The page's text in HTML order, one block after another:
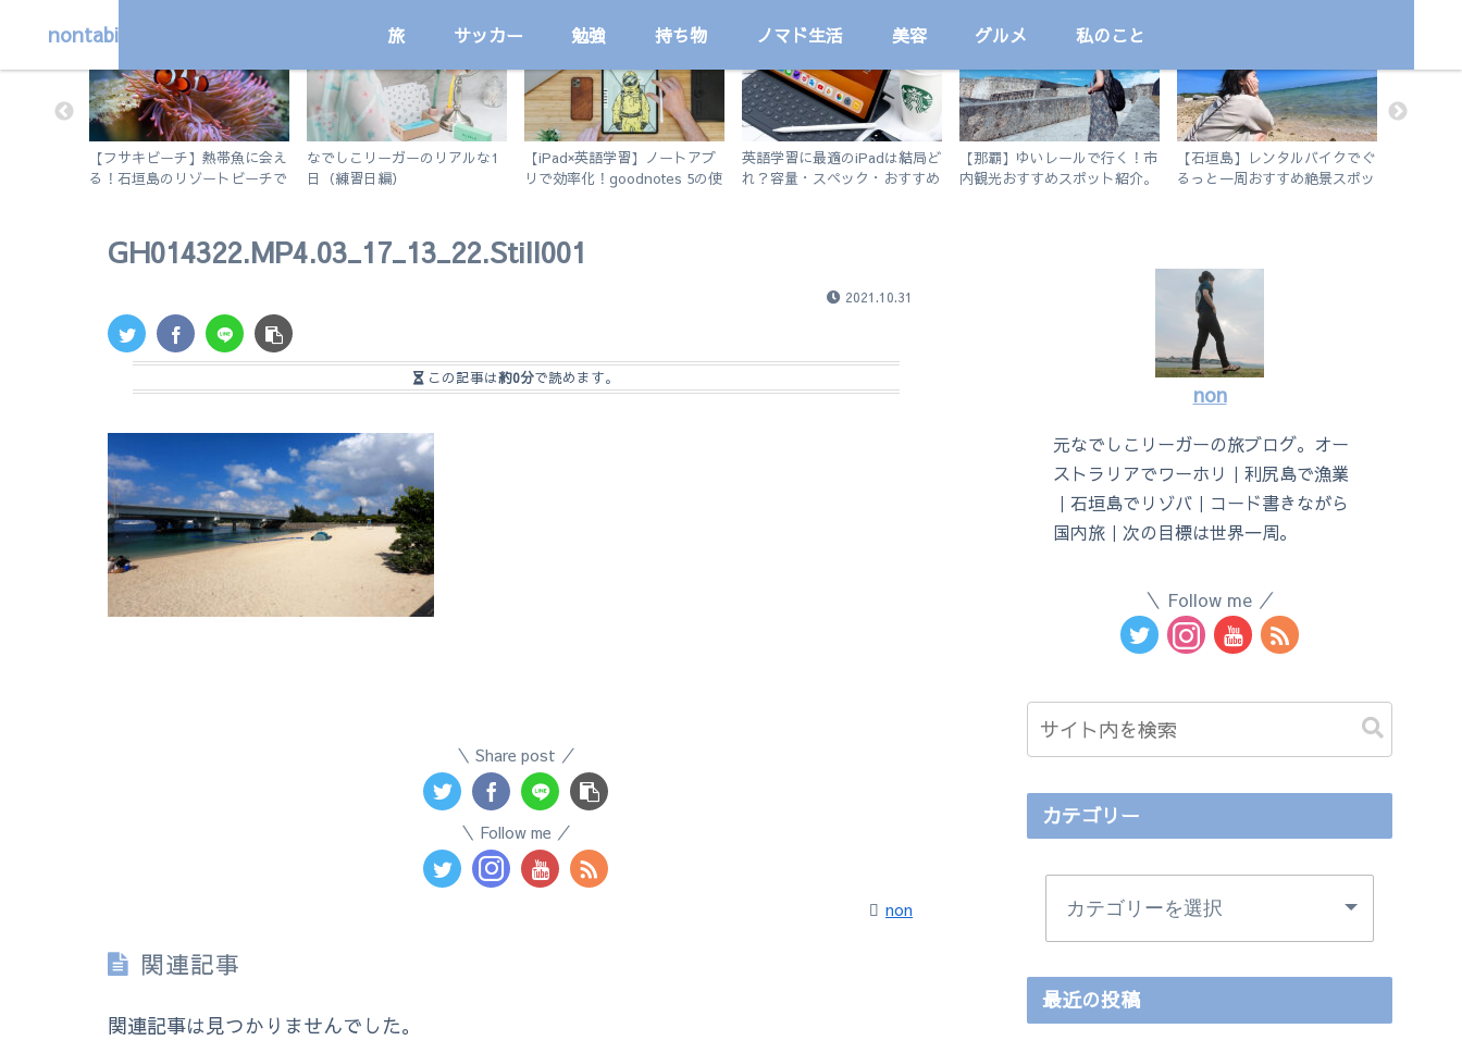
nontabi 旅 サッカー 勉強 持ち物 ノマド生活 美容 グルメ 私のこと
国内
【フサキビーチ】熱帯魚に会え
る！石垣島のリゾートビーチで
なでしこリーガーのリアルな1
日（練習日編）
プログラミング学習
【iPad×英語学習】ノートアプ
リで効率化！goodnotes 5の使
勉強
英語学習に最適のiPadは結局ど
れ？容量・スペック・おすすめ
国内
【那覇】ゆいレールで行く！市
内観光おすすめスポット紹介。
【石垣島】レンタルバイクでぐ
るっと一周おすすめ絶景スポッ
GH014322.MP4.03_17_13_22.Still001
2021.10.31
この記事は約0分で読めます。
Share post
Follow me
non
関連記事
関連記事は見つかりませんでした。
non
元なでしこリーガーの旅ブログ。オー
ストラリアでワーホリ｜利尻島で漁業
｜石垣島でリゾバ｜コード書きながら
国内旅｜次の目標は世界一周。
Follow me
カテゴリー
最近の投稿